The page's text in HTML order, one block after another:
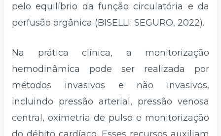
pelo equilíbrio da função circulatória e da
perfusão orgânica (BISELLI; SEGURO, 2022).
Na prática clínica, a monitorização
hemodinâmica pode ser realizada por
métodos invasivos e não invasivos,
incluindo pressão arterial, pressão venosa
central, oximetria de pulso e monitorização